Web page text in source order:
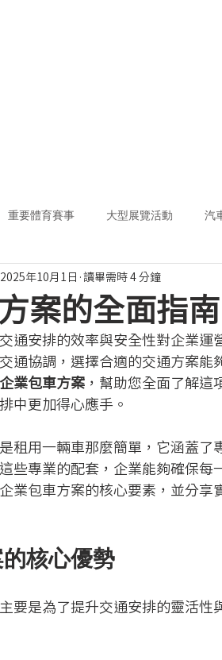
重要體育賽事 大型展覽活動 汽
案的全面指南
2025年10月1日 讀畢需時 4 分鐘
通安排的效率與安全性對企業
通協調，選擇合適的交通方案能
企業包車方案 ，幫助您全面了解這
中更加得心應手。
租用一輛車那麼簡單，它涵蓋
些專業的配套，企業能夠確保
業包車方案的核心要素，並分享
核心優勢
要是為了提升交通安排的靈活